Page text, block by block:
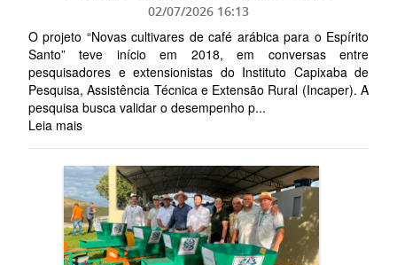
02/07/2026 16:13
O projeto “Novas cultivares de café arábica para o Espírito
Santo” teve início em 2018, em conversas entre
pesquisadores e extensionistas do Instituto Capixaba de
Pesquisa, Assistência Técnica e Extensão Rural (Incaper). A
pesquisa busca validar o desempenho p...
Leia mais